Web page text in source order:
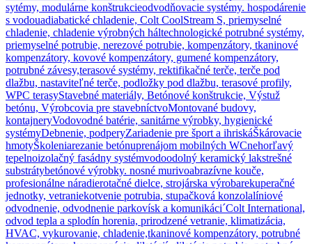
sytémy, modulárne konštrukcieodvodňovacie systémy. hospodárenie
s vodouadiabatické chladenie, Colt CoolStream S, priemyselné
chladenie, chladenie výrobných háltechnologické potrubné systémy,
priemyselné potrubie, nerezové potrubie, kompenzátory, tkaninové
kompenzátory, kovové kompenzátory, gumené kompenzátory,
potrubné závesy,terasové systémy, rektifikačné terče, terče pod
dlažbu, nastaviteľné terče, podložky pod dlažbu, terasové profily,
WPC terasyStavebné materiály, Betónové konštrukcie, Výstuž
betónu, Výrobcovia pre stavebníctvoMontované budovy,
kontajneryVodovodné batérie, sanitárne výrobky, hygienické
systémyDebnenie, podperyZariadenie pre šport a ihriskáŠkárovacie
hmotyŠkoleniarezanie betónuprenájom mobilných WCnehorľavý
tepelnoizolačný fasádny systémvodoodolný keramický lakstrešné
substrátybetónové výrobky. nosné murivoabrazívne kouče,
profesionálne náradierotačné dielce, strojárska výrobarekuperačné
jednotky, vetraniekotvenie potrubia, stupačková konzolalíniové
odvodnenie, odvodnenie parkovísk a komunikáci´Colt International,
odvod tepla a splodín horenia, prirodzené vetranie, klimatizácia,
HVAC, vykurovanie, chladenie,tkaninové kompenzátory, potrubné